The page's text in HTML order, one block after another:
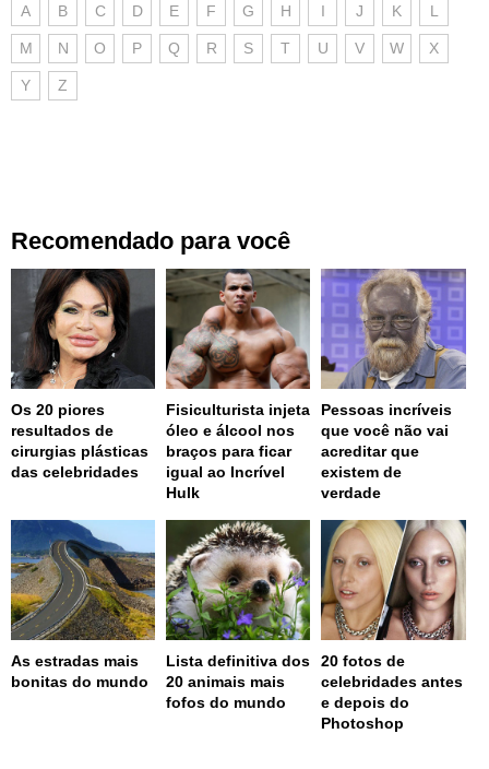
A B C D E F G H I J K L
M N O P Q R S T U V W X
Y Z
Recomendado para você
Os 20 piores
resultados de
cirurgias plásticas
das celebridades
Fisiculturista injeta
óleo e álcool nos
braços para ficar
igual ao Incrível
Hulk
Pessoas incríveis
que você não vai
acreditar que
existem de
verdade
As estradas mais
bonitas do mundo
Lista definitiva dos
20 animais mais
fofos do mundo
20 fotos de
celebridades antes
e depois do
Photoshop